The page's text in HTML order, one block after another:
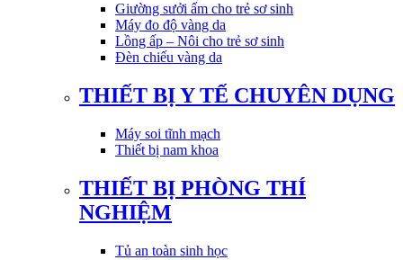
Giường sưởi ấm cho trẻ sơ sinh
Máy đo độ vàng da
Lồng ấp – Nôi cho trẻ sơ sinh
Đèn chiếu vàng da
THIẾT BỊ Y TẾ CHUYÊN DỤNG
Máy soi tĩnh mạch
Thiết bị nam khoa
THIẾT BỊ PHÒNG THÍ
NGHIỆM
Tủ an toàn sinh học